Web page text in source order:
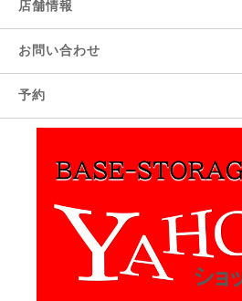
店舗情報
お問い合わせ
予約